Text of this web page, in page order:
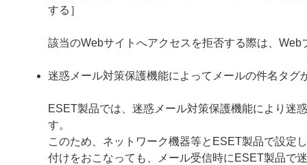
する］
該当のWebサイトへアクセスを拒否する際は、
迷惑メール対策保護機能によってメールの件名タグ
ESET製品では、迷惑メール対策保護機能により迷
す。
このため、ネットワーク機器等とESET製品で設定
付けをおこなっても、メール受信時にESET製品で